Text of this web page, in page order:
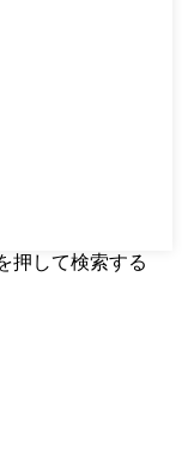
押して検索する